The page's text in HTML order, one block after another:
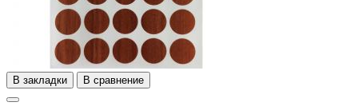
В закладки В сравнение